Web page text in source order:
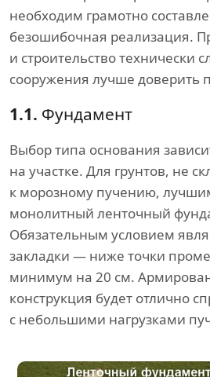
необходим грамотно
безошибочная реализация.
и строительство технически
сооружения лучше доверить
1.1. Фундамент
Выбор типа основания
на участке. Для грунтов, не
к морозному пучению,
монолитный ленточный
Обязательным условием
закладки — ниже точки
минимум на 20 см.
конструкция будет отлично
с небольшими нагрузками